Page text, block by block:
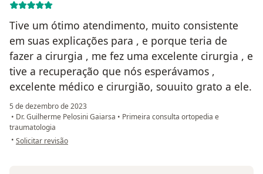
Tive um ótimo atendimento, muito consistente
em suas explicações para , e porque teria de
fazer a cirurgia , me fez uma excelente cirurgia , e
tive a recuperação que nós esperávamos ,
excelente médico e cirurgião, souuito grato a ele.
5 de dezembro de 2023
• Dr. Guilherme Pelosini Gaiarsa • Primeira consulta ortopedia e
traumatologia
• na opinião do utilizador Antônio Alves Martins
Solicitar revisão